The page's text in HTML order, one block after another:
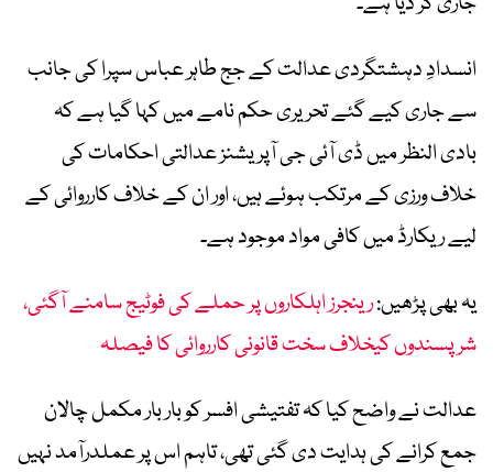
انسدادِ دہشتگردی عدالت کے جج طاہر عباس سپرا کی جانب
سے جاری کیے گئے تحریری حکم نامے میں کہا گیا ہے کہ
بادی النظر میں ڈی آئی جی آپریشنز عدالتی احکامات کی
خلاف ورزی کے مرتکب ہوئے ہیں، اور ان کے خلاف کارروائی کے
لیے ریکارڈ میں کافی مواد موجود ہے۔
یہ بھی پڑھیں:رینجرز اہلکاروں پر حملے کی فوٹیج سامنے آگئی،
شرپسندوں کیخلاف سخت قانونی کارروائی کا فیصلہ
عدالت نے واضح کیا کہ تفتیشی افسر کو بار بار مکمل چالان
جمع کرانے کی ہدایت دی گئی تھی، تاہم اس پر عملدرآمد نہیں